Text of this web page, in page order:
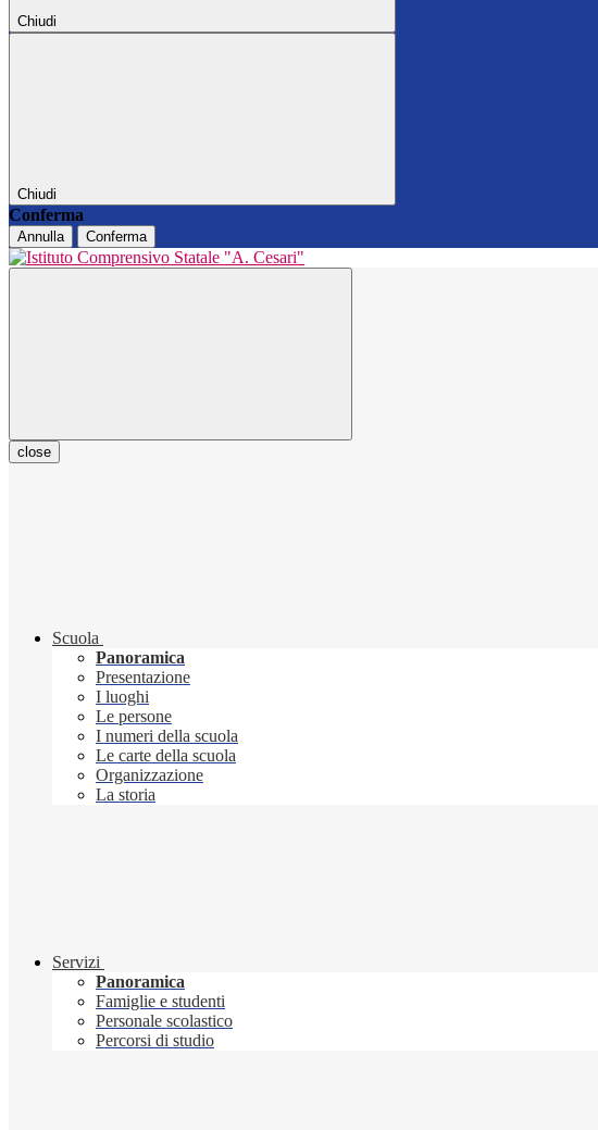
Chiudi
Chiudi
Conferma
Annulla Conferma
close
Scuola
Panoramica
Presentazione
I luoghi
Le persone
I numeri della scuola
Le carte della scuola
Organizzazione
La storia
Servizi
Panoramica
Famiglie e studenti
Personale scolastico
Percorsi di studio